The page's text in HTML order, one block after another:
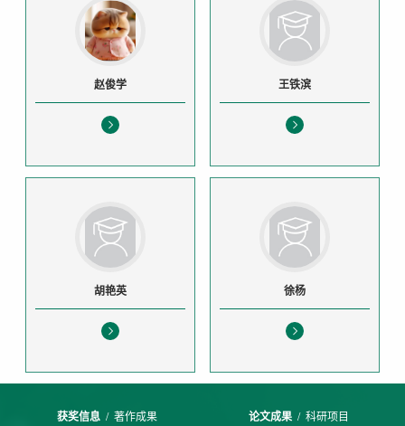
赵俊学 王铁滨
胡艳英 徐杨
获奖信息/ 著作成果 论文成果/ 科研项目